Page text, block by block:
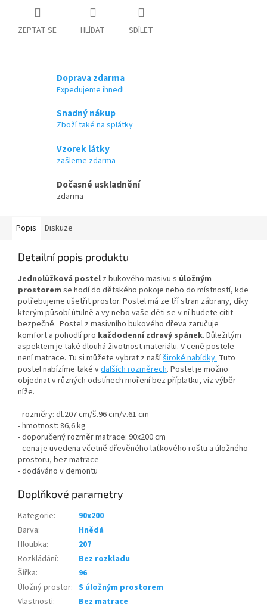
ZEPTAT SE HLÍDAT SDÍLET
Doprava zdarma
Expedujeme ihned!
Snadný nákup
Zboží také na splátky
Vzorek látky
zašleme zdarma
Dočasné uskladnění
zdarma
Popis Diskuze
Detailní popis produktu
Jednolůžková postel z bukového masivu s úložným
prostorem se hodí do dětského pokoje nebo do místností, kde
potřebujeme ušetřit prostor. Postel má ze tří stran zábrany, díky
kterým působí útulně a vy nebo vaše děti se v ní budete cítit
bezpečně. Postel z masivního bukového dřeva zaručuje
komfort a pohodlí pro každodenní zdravý spánek. Důležitým
aspektem je také dlouhá životnost materiálu. V ceně postele
není matrace. Tu si můžete vybrat z našíširoké nabídky. Tuto
postel nabízíme také vdalších rozměrech. Postel je možno
objednat v různých odstínech moření bez příplatku, viz výběr
níže.
- rozměry: dl.207 cm/š.96 cm/v.61 cm
- hmotnost: 86,6 kg
- doporučený rozměr matrace: 90x200 cm
- cena je uvedena včetně dřevěného laťkového roštu a úložného
prostoru, bez matrace
- dodáváno v demontu
Doplňkové parametry
Kategorie:
90x200
Barva:
Hnědá
Hloubka:
207
Rozkládání:
Bez rozkladu
Šířka:
96
Úložný prostor: S úložným prostorem
Vlastnosti:
Bez matrace